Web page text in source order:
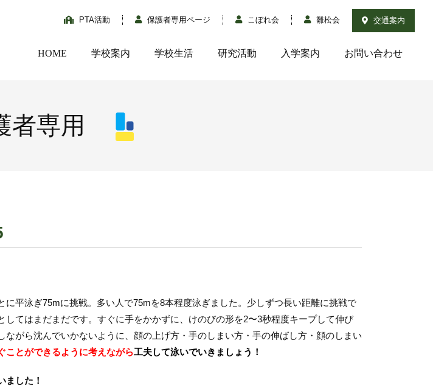
PTA活動 保護者専用ページ こぼれ会 雛松会 交通案内
HOME 学校案内 学校生活 研究活動 入学案内 お問い合わせ
者専用
平泳ぎ75mに挑戦。多い人で75mを8本程度泳ぎました。少しずつ長い距離に挑戦で
してはまだまだです。すぐに手をかかずに、けのびの形を2〜3秒程度キープして伸び
ながら沈んでいかないように、顔の上げ方・手のしまい方・手の伸ばし方・顔のしまい
ことができるように考えながら工夫して泳いでいきましょう！
した！